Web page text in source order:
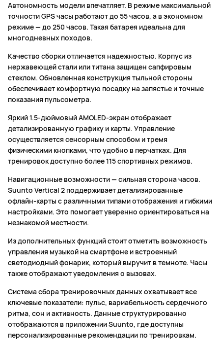
Автономность модели впечатляет. В режиме максимальной
точности GPS часы работают до 55 часов, а в экономном
режиме — до 250 часов. Такая батарея идеальна для
многодневных походов.
Качество сборки отличается надежностью. Корпус из
нержавеющей стали или титана защищен сапфировым
стеклом. Обновленная конструкция тыльной стороны
обеспечивает комфортную посадку на запястье и точные
показания пульсометра.
Яркий 1.5-дюймовый AMOLED-экран отображает
детализированную графику и карты. Управление
осуществляется сенсорным способом и тремя
физическими кнопками, что удобно в перчатках. Для
тренировок доступно более 115 спортивных режимов.
Навигационные возможности — сильная сторона часов.
Suunto Vertical 2 поддерживает детализированные
офлайн-карты с различными типами отображения и гибкими
настройками. Это помогает уверенно ориентироваться на
незнакомой местности.
Из дополнительных функций стоит отметить возможность
управления музыкой на смартфоне и встроенный
светодиодный фонарик, который выручит в темноте. Часы
также отображают уведомления о вызовах.
Система сбора тренировочных данных охватывает все
ключевые показатели: пульс, вариабельность сердечного
ритма, сон и активность. Данные структурированно
отображаются в приложении Suunto, где доступны
персонализированные рекомендации по тренировкам.